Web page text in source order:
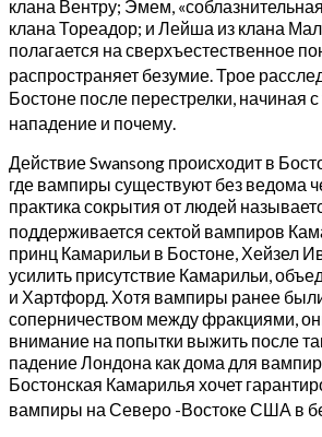
клана Вентру; Эмем,
клана Тореадор; и Лейша из клана
полагается на сверхъестественное
распространяет безумие.Трое
Бостоне после перестрелки, начиная с
нападение и почему.
Действие Swansong происходит в
где вампиры существуют без ведома
практика сокрытия от людей
поддерживается сектой вампиров
принц Камарильи в Бостоне, Хейзел
усилить присутствие Камарильи,
и Хартфорд. Хотя вампиры ранее
соперничеством между фракциями,
внимание на попытки выжить после
падение Лондона как дома для
Бостонская Камарилья хочет
вампиры на Северо -Востоке США в